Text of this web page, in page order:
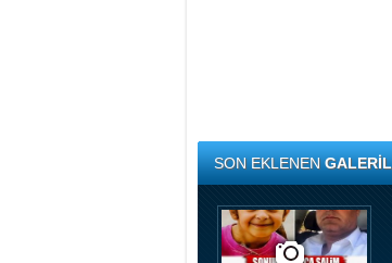
SON EKLENEN